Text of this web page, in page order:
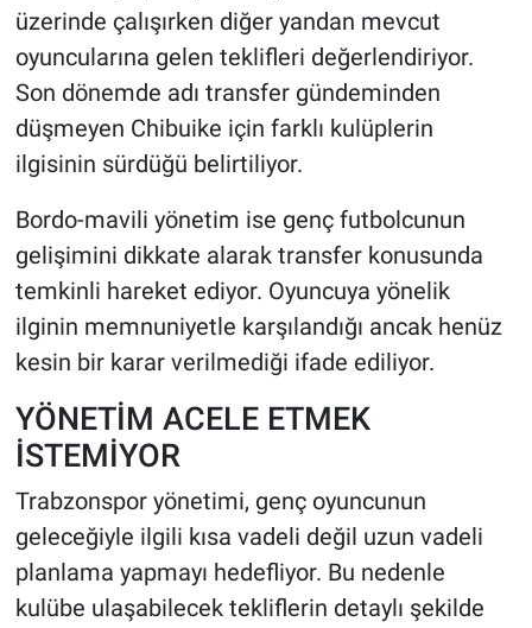
üzerinde çalışırken diğer yandan mevcut
oyuncularına gelen teklifleri değerlendiriyor.
Son dönemde adı transfer gündeminden
düşmeyen Chibuike için farklı kulüplerin
ilgisinin sürdüğü belirtiliyor.
Bordo-mavili yönetim ise genç futbolcunun
gelişimini dikkate alarak transfer konusunda
temkinli hareket ediyor. Oyuncuya yönelik
ilginin memnuniyetle karşılandığı ancak henüz
kesin bir karar verilmediği ifade ediliyor.
YÖNETİM ACELE ETMEK
İSTEMİYOR
Trabzonspor yönetimi, genç oyuncunun
geleceğiyle ilgili kısa vadeli değil uzun vadeli
planlama yapmayı hedefliyor. Bu nedenle
kulübe ulaşabilecek tekliflerin detaylı şekilde